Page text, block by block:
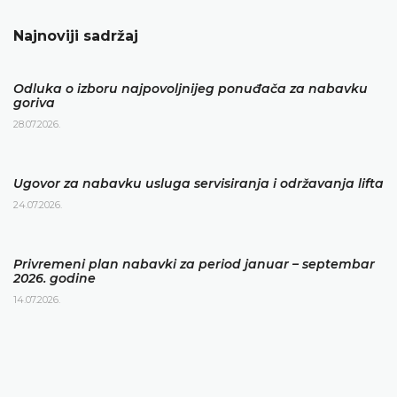
Najnoviji sadržaj
Odluka o izboru najpovoljnijeg ponuđača za nabavku
goriva
28.07.2026.
Ugovor za nabavku usluga servisiranja i održavanja lifta
24.07.2026.
Privremeni plan nabavki za period januar – septembar
2026. godine
14.07.2026.